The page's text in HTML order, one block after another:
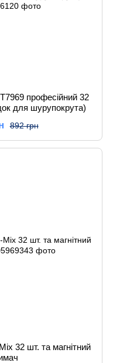
професійний 32
для шурупокрута)
892 грн
32 шт. та магнітний